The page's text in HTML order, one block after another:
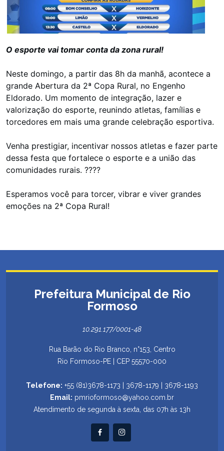
O esporte vai tomar conta da zona rural!
Neste domingo, a partir das 8h da manhã, acontece a
grande Abertura da 2ª Copa Rural, no Engenho
Eldorado. Um momento de integração, lazer e
valorização do esporte, reunindo atletas, famílias e
torcedores em mais uma grande celebração esportiva.
Venha prestigiar, incentivar nossos atletas e fazer parte
dessa festa que fortalece o esporte e a união das
comunidades rurais. ????
Esperamos você para torcer, vibrar e viver grandes
emoções na 2ª Copa Rural!
Prefeitura Municipal de Rio
Formoso
10.291.177/0001-48
Rua Barão do Rio Branco, n°153, Centro
Rio Formoso-PE | CEP 55570-000
Telefone: +55 (81)3678-1173 | 3678-1179 | 3678-1193
Email: pmrioformoso@yahoo.com.br
Atendimento de segunda à sexta, das 07h às 13h